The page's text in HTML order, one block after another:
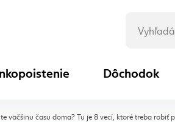
Dôchodok
(externý
väčšinu času doma? Tu je 8 vecí, ktoré treba robiť